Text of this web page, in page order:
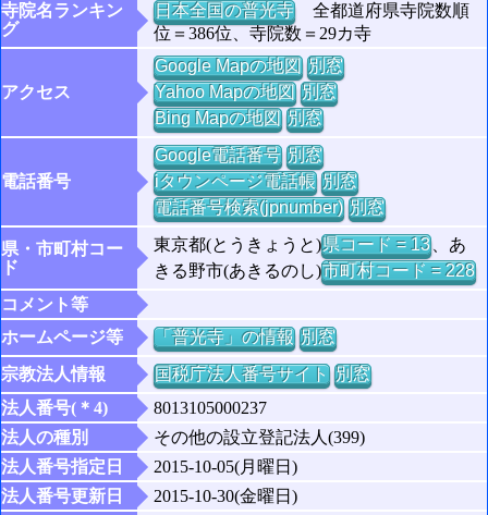
寺院名ランキン
グ
日本全国の普光寺全都道府県寺院数順
位＝386位、寺院数＝29カ寺
アクセス
Google Mapの地図 別窓
Yahoo Mapの地図 別窓
Bing Mapの地図 別窓
電話番号
Google電話番号 別窓
iタウンページ電話帳 別窓
電話番号検索(jpnumber) 別窓
県・市町村コー
ド
東京都(とうきょうと)県コード = 13、あ
きる野市(あきるのし)市町村コード = 228
コメント等
ホームページ等
「普光寺」の情報 別窓
宗教法人情報
国税庁法人番号サイト 別窓
法人番号(＊4)
8013105000237
法人の種別
その他の設立登記法人(399)
法人番号指定日
2015-10-05(月曜日)
法人番号更新日
2015-10-30(金曜日)